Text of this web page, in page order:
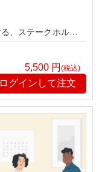
、ステークホルダー
5,500 円(税込)
ログインして注文